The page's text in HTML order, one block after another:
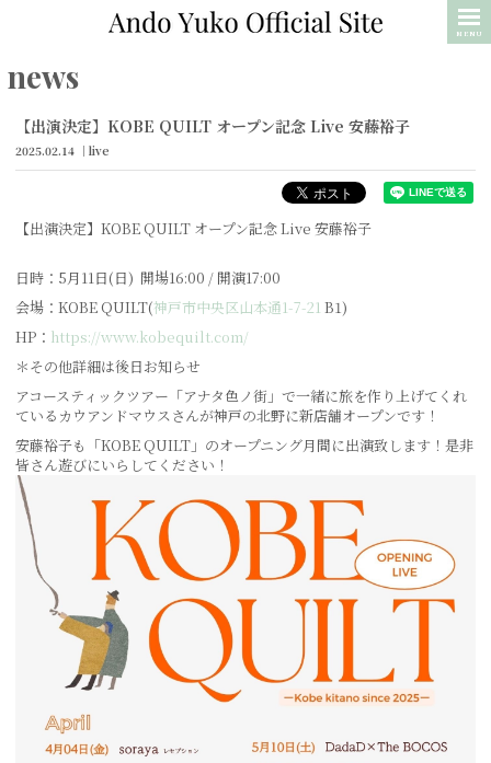
MENU
news
【出演決定】KOBE QUILT オープン記念 Live 安藤裕子
2025.02.14 live
【出演決定】KOBE QUILT オープン記念 Live 安藤裕子
日時：5月11日(日) 開場16:00 / 開演17:00
会場：KOBE QUILT(神戸市中央区山本通1-7-21 B1)
HP： https://www.kobequilt.com/
＊その他詳細は後日お知らせ
アコースティックツアー「アナタ色ノ街」で一緒に旅を作り上げてくれ
ているカウアンドマウスさんが神戸の北野に新店舗オープンです！
安藤裕子も「KOBE QUILT」のオープニング月間に出演致します！是非
皆さん遊びにいらしてください！